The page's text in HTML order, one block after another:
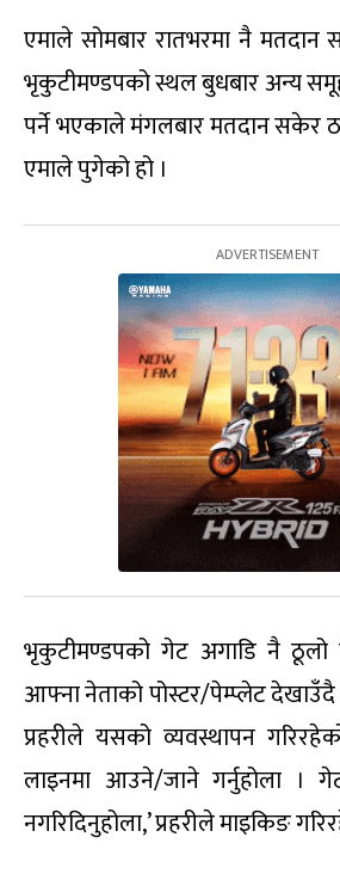
एमाले सोमबार रातभरमा नै मतदान
भृकुटीमण्डपको स्थल बुधबार अन्य
पर्ने भएकाले मंगलबार मतदान सकेर
एमाले पुगेको हो ।
भृकुटीमण्डपको गेट अगाडि नै ठूलो
आफ्ना नेताको पोस्टर/पेम्प्लेट
प्रहरीले यसको व्यवस्थापन
लाइनमा आउने/जाने गर्नुहोला ।
नगरिदिनुहोला,’ प्रहरीले माइकिङ